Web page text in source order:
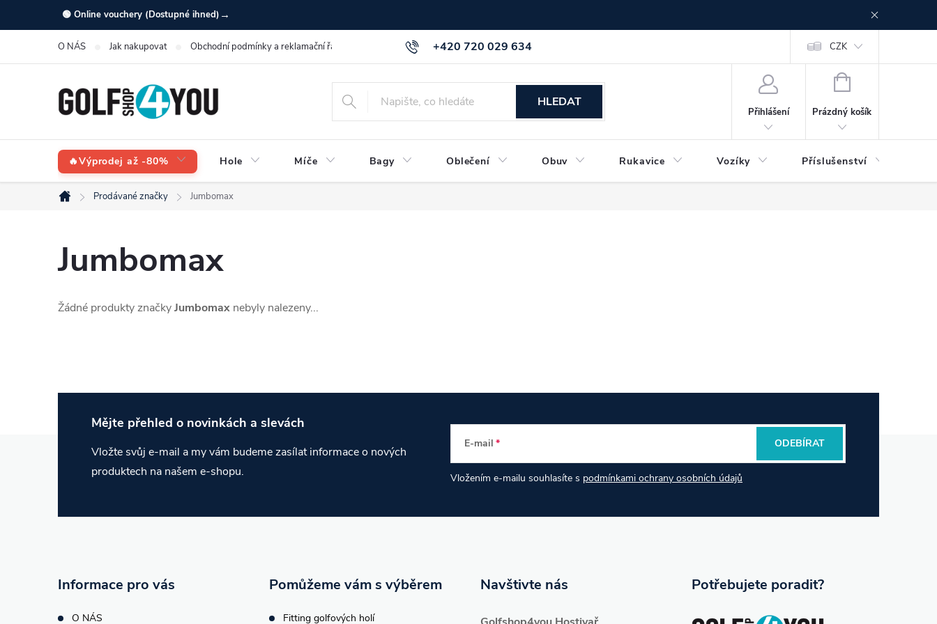
na
🟢 Online vouchery (Dostupné ihned) →
+420 720 029 634
O NÁS Jak nakupovat Obchodní podmínky a reklamační řád GDPR info a směrnice Kontakt CZK
HLEDAT
Přihlášení
NÁKUPNÍ
Prázdný košík
🔥Výprodej až -80% Hole Míče Bagy Oblečení Obuv Rukavice Vozíky Příslušenství
Domů
Prodávané značky Jumbomax
Jumbomax
Žádné produkty značkyJumbomax nebyly nalezeny...
Mějte přehled o novinkách a slevách
Vložte svůj e-mail a my vám budeme zasílat informace o nových
produktech na našem e-shopu.
E-mail
Vložením e-mailu souhlasíte s podmínkami ochrany osobních údajů
ODEBÍRAT
Informace pro vás
O NÁS
Navštivte nás
Pomůžeme vám s výběrem
Fitting golfových holí
Potřebujete poradit?